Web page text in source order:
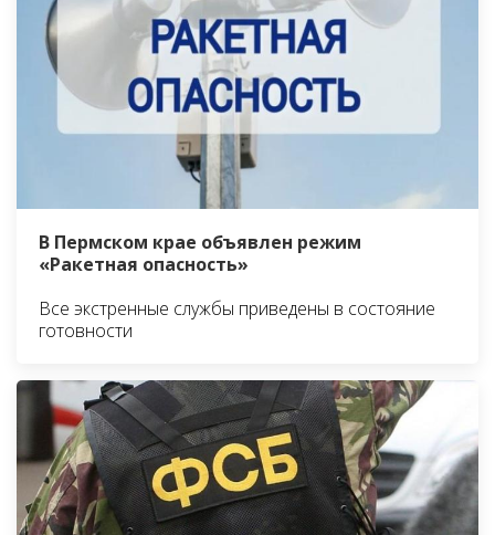
В Пермском крае объявлен режим
«Ракетная опасность»
Все экстренные службы приведены в состояние
готовности